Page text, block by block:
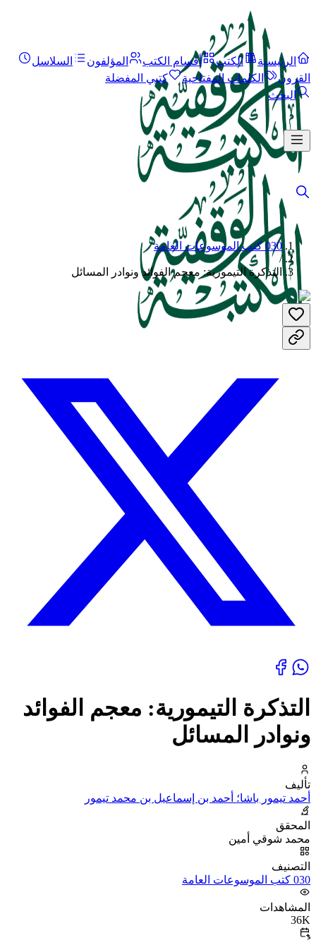
الرئيسية الكتب أقسام الكتب المؤلفون
السلاسل
القرون
الكلمات المفتاحية
كتبي المفضلة
البحث
030 كتب الموسوعات العامة
/
التذكرة التيمورية: معجم الفوائد ونوادر المسائل
التذكرة التيمورية: معجم الفوائد
ونوادر المسائل
تأليف
أحمد تيمور باشا؛ أحمد بن إسماعيل بن محمد تيمور
المحقق
محمد شوقي أمين
التصنيف
030 كتب الموسوعات العامة
المشاهدات
36K